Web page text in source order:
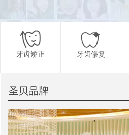
牙齿矫正 牙齿修复
更多项目
圣贝品牌